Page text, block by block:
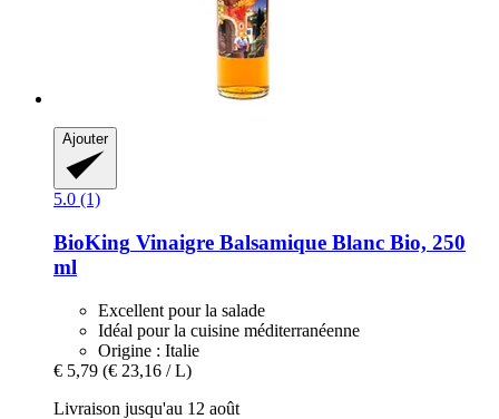
Ajouter
5.0 (1)
BioKing Vinaigre Balsamique Blanc Bio, 250
ml
Excellent pour la salade
Idéal pour la cuisine méditerranéenne
Origine : Italie
€ 5,79 (€ 23,16 / L)
Livraison jusqu'au 12 août